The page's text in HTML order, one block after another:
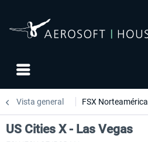
Vista general FSX Norteamérica
US Cities X - Las Vegas